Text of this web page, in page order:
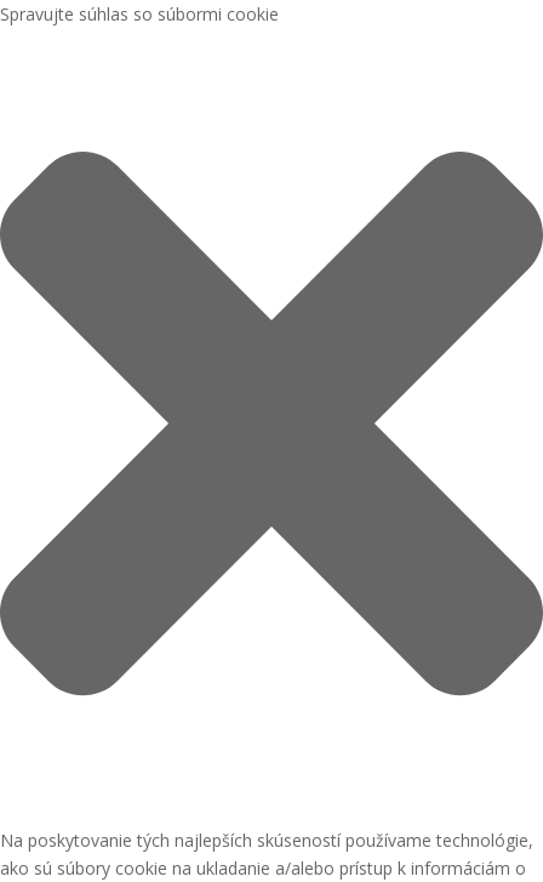
Spravujte súhlas so súbormi cookie
Na poskytovanie tých najlepších skúseností používame technológie,
ako sú súbory cookie na ukladanie a/alebo prístup k informáciám o